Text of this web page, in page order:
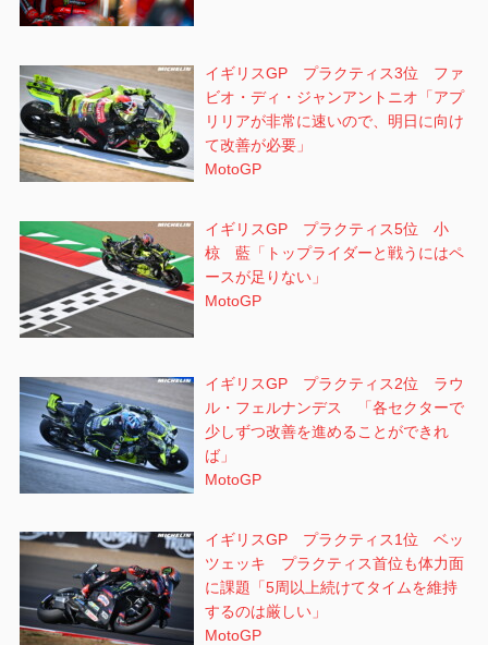
イギリスGP プラクティス3位 ファ
ビオ・ディ・ジャンアントニオ「アプ
リリアが非常に速いので、明日に向け
て改善が必要」
MotoGP
イギリスGP プラクティス5位 小
椋 藍「トップライダーと戦うにはペ
ースが足りない」
MotoGP
イギリスGP プラクティス2位 ラウ
ル・フェルナンデス 「各セクターで
少しずつ改善を進めることができれ
ば」
MotoGP
イギリスGP プラクティス1位 ベッ
ツェッキ プラクティス首位も体力面
に課題「5周以上続けてタイムを維持
するのは厳しい」
MotoGP